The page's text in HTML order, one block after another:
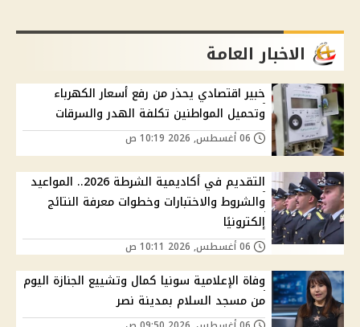
الاخبار العامة
خبير اقتصادي يحذر من رفع أسعار الكهرباء
وتحميل المواطنين تكلفة الهدر والسرقات
التقديم في أكاديمية الشرطة 2026.. المواعيد
والشروط والاختبارات وخطوات معرفة النتائج
إلكترونيًا
وفاة الإعلامية سونيا كمال وتشييع الجنازة اليوم
من مسجد السلام بمدينة نصر